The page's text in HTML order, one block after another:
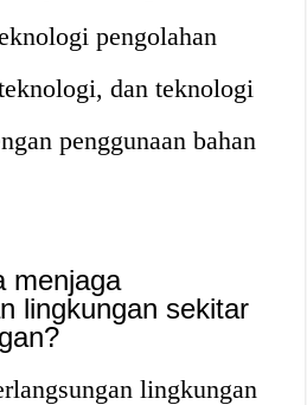
pengolahan
dan teknologi
penggunaan bahan
menjaga
lingkungan sekitar
lingkungan